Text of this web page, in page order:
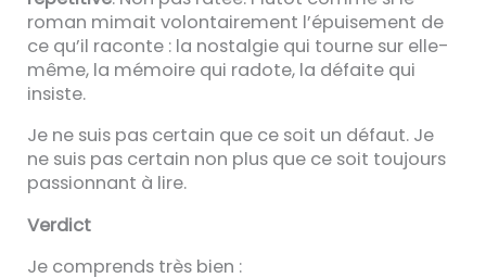
roman mimait volontairement l’épuisement de
ce qu’il raconte : la nostalgie qui tourne sur elle-
même, la mémoire qui radote, la défaite qui
insiste.
Je ne suis pas certain que ce soit un défaut. Je
ne suis pas certain non plus que ce soit toujours
passionnant à lire.
Verdict
Je comprends très bien :